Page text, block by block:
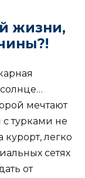
жизни,
мечтают
турками не
курорт, легко
сетях
от